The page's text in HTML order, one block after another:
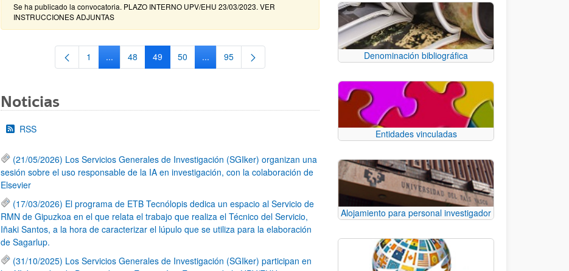
Se ha publicado la convocatoria. PLAZO INTERNO UPV/EHU 23/03/2023. VER
INSTRUCCIONES ADJUNTAS
Página
1 ...Páginas intermedias Use TAB para desplazarse.
Página
48 Página
49 Página
50 ...Páginas intermedias Use TAB para desplazarse.
Página
95
Noticias
RSS
(21/05/2026) Los Servicios Generales de Investigación (SGIker) organizan una
sesión sobre el uso responsable de la IA en investigación, con la colaboración de
Elsevier
(17/03/2026) El programa de ETB Tecnólopis dedica un espacio al Servicio de
RMN de Gipuzkoa en el que relata el trabajo que realiza el Técnico del Servicio,
Iñaki Santos, a la hora de caracterizar el lúpulo que se utiliza para la elaboración
de Sagarlup.
(31/10/2025) Los Servicios Generales de Investigación (SGIker) participan en
Denominación bibliográfica
Entidades vinculadas
Alojamiento para personal investigador